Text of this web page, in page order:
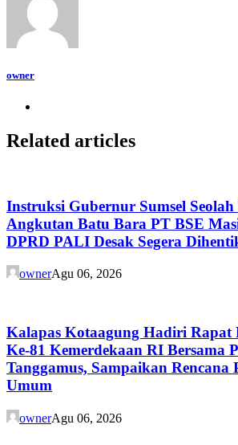
owner
Related articles
Instruksi Gubernur Sumsel
Angkutan Batu Bara PT BSE
DPRD PALI Desak Segera
ownerAgu 06, 2026
Kalapas Kotaagung Hadiri Rapat
Ke-81 Kemerdekaan RI Bersama
Tanggamus, Sampaikan Rencana
Umum
ownerAgu 06, 2026